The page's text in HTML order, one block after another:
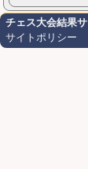
チェス大会結果
サイトポリシー